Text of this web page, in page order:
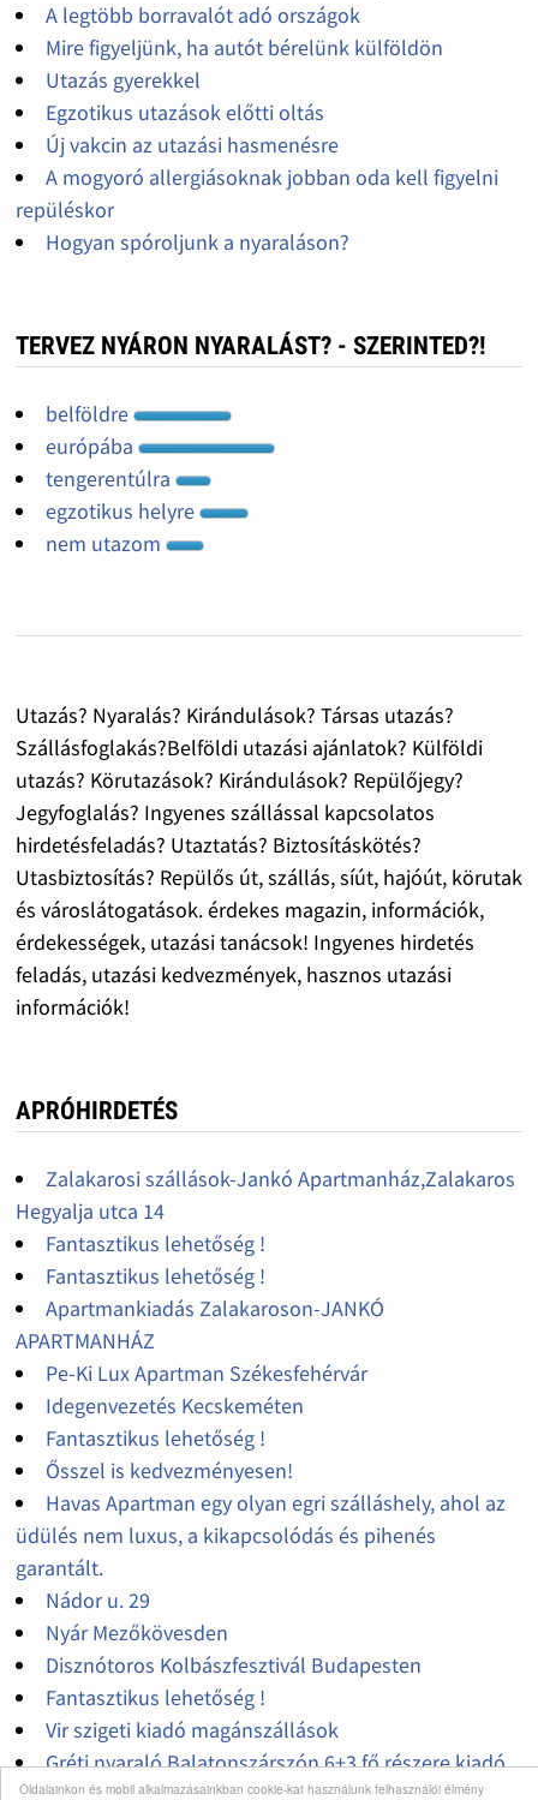
Oldalainkon és mobil alkalmazásainkban cookie-kat használunk felhasználói élmény
A legtöbb borravalót adó országok
Mire figyeljünk, ha autót bérelünk külföldön
Utazás gyerekkel
Egzotikus utazások előtti oltás
Új vakcin az utazási hasmenésre
A mogyoró allergiásoknak jobban oda kell figyelni
repüléskor
Hogyan spóroljunk a nyaraláson?
TERVEZ NYÁRON NYARALÁST? - SZERINTED?!
belföldre
európába
tengerentúlra
egzotikus helyre
nem utazom
Utazás? Nyaralás? Kirándulások? Társas utazás?
Szállásfoglakás?Belföldi utazási ajánlatok? Külföldi
utazás? Körutazások? Kirándulások? Repülőjegy?
Jegyfoglalás? Ingyenes szállással kapcsolatos
hirdetésfeladás? Utaztatás? Biztosításkötés?
Utasbiztosítás? Repülős út, szállás, síút, hajóút, körutak
és városlátogatások. érdekes magazin, információk,
érdekességek, utazási tanácsok! Ingyenes hirdetés
feladás, utazási kedvezmények, hasznos utazási
információk!
APRÓHIRDETÉS
Zalakarosi szállások-Jankó Apartmanház,Zalakaros
Hegyalja utca 14
Fantasztikus lehetőség !
Fantasztikus lehetőség !
Apartmankiadás Zalakaroson-JANKÓ
APARTMANHÁZ
Pe-Ki Lux Apartman Székesfehérvár
Idegenvezetés Kecskeméten
Fantasztikus lehetőség !
Ősszel is kedvezményesen!
Havas Apartman egy olyan egri szálláshely, ahol az
üdülés nem luxus, a kikapcsolódás és pihenés
garantált.
Nádor u. 29
Nyár Mezőkövesden
Disznótoros Kolbászfesztivál Budapesten
Fantasztikus lehetőség !
Vir szigeti kiadó magánszállások
Gréti nyaraló Balatonszárszón 6+3 fő részere kiadó